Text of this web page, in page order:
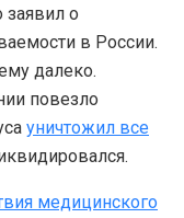
о
в России.
далеко.
повезло
уничтожил все
медицинского